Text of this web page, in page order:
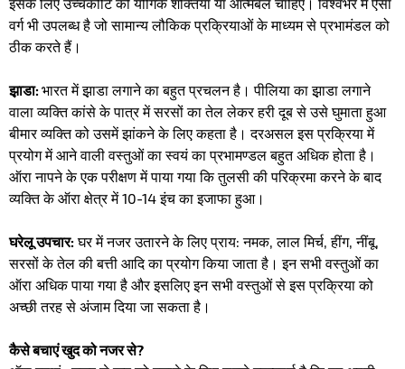
वर्ग भी उपलब्ध है जो सामान्य लौकिक प्रक्रियाओं के माध्यम से प्रभामंडल को
ठीक करते हैं।
झ़ाडा:भारत में झ़ाडा लगाने का बहुत प्रचलन है। पीलिया का झ़ाडा लगाने
वाला व्यक्ति कांसे के पात्र में सरसों का तेल लेकर हरी दूब से उसे घुमाता हुआ
बीमार व्यक्ति को उसमें झांकने के लिए कहता है। दरअसल इस प्रक्रिया में
प्रयोग में आने वाली वस्तुओं का स्वयं का प्रभामण्डल बहुत अधिक होता है।
ऑरा नापने के एक परीक्षण में पाया गया कि तुलसी की परिक्रमा करने के बाद
व्यक्ति के ऑरा क्षेत्र में 10-14 इंच का इजाफा हुआ।
घरेलू उपचार:घर में नजर उतारने के लिए प्राय: नमक, लाल मिर्च, हींग, नींबू,
सरसों के तेल की बत्ती आदि का प्रयोग किया जाता है। इन सभी वस्तुओं का
ऑरा अधिक पाया गया है और इसलिए इन सभी वस्तुओं से इस प्रक्रिया को
अच्छी तरह से अंजाम दिया जा सकता है।
कैसे बचाएं खुद को नजर से?